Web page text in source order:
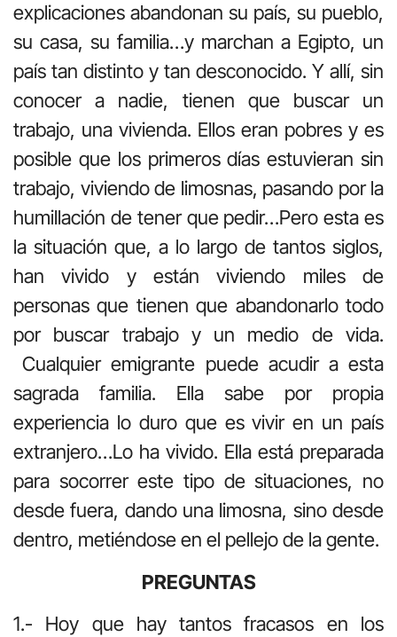
explicaciones abandonan su país, su pueblo,
su casa, su familia…y marchan a Egipto, un
país tan distinto y tan desconocido. Y allí, sin
conocer a nadie, tienen que buscar un
trabajo, una vivienda. Ellos eran pobres y es
posible que los primeros días estuvieran sin
trabajo, viviendo de limosnas, pasando por la
humillación de tener que pedir…Pero esta es
la situación que, a lo largo de tantos siglos,
han vivido y están viviendo miles de
personas que tienen que abandonarlo todo
por buscar trabajo y un medio de vida.
Cualquier emigrante puede acudir a esta
sagrada familia. Ella sabe por propia
experiencia lo duro que es vivir en un país
extranjero…Lo ha vivido. Ella está preparada
para socorrer este tipo de situaciones, no
desde fuera, dando una limosna, sino desde
dentro, metiéndose en el pellejo de la gente.
PREGUNTAS
1.- Hoy que hay tantos fracasos en los